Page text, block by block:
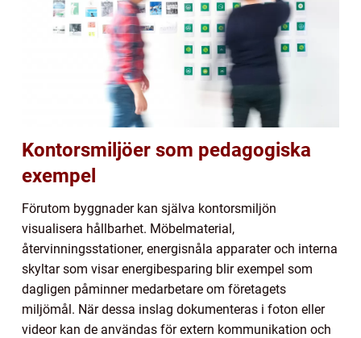
Kontorsmiljöer som pedagogiska
exempel
Förutom byggnader kan själva kontorsmiljön
visualisera hållbarhet. Möbelmaterial,
återvinningsstationer, energisnåla apparater och interna
skyltar som visar energibesparing blir exempel som
dagligen påminner medarbetare om företagets
miljömål. När dessa inslag dokumenteras i foton eller
videor kan de användas för extern kommunikation och